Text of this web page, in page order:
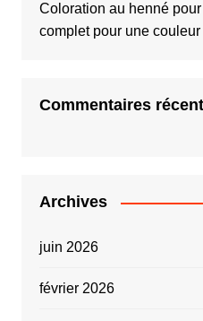
Coloration au henné
complet pour une
Commentaires
Archives
juin 2026
février 2026